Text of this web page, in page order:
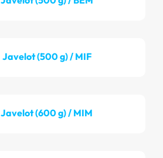
Javelot (500 g) / MIF
Javelot (600 g) / MIM